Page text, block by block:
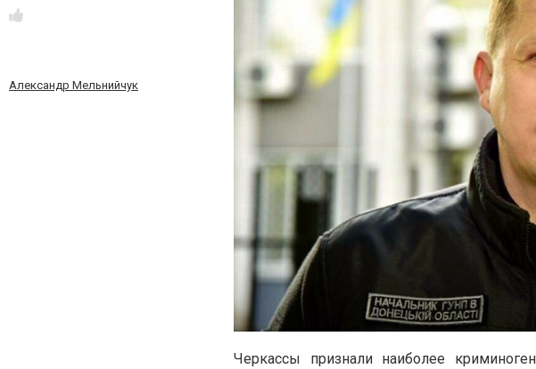
Александр Мельнийчук
Черкассы признали наиболее